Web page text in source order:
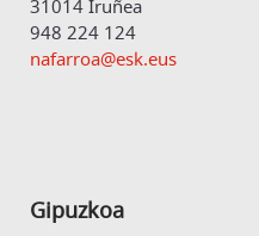
31014 Iruñea
948 224 124
nafarroa@esk.eus
Gipuzkoa